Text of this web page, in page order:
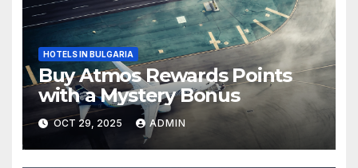
HOTELS IN BULGARIA
Buy Atmos Rewards Points
with a Mystery Bonus
OCT 29, 2025 ADMIN